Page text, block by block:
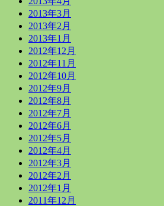
2013年3月
2013年2月
2013年1月
2012年12月
2012年11月
2012年10月
2012年9月
2012年8月
2012年7月
2012年6月
2012年5月
2012年4月
2012年3月
2012年2月
2012年1月
2011年12月